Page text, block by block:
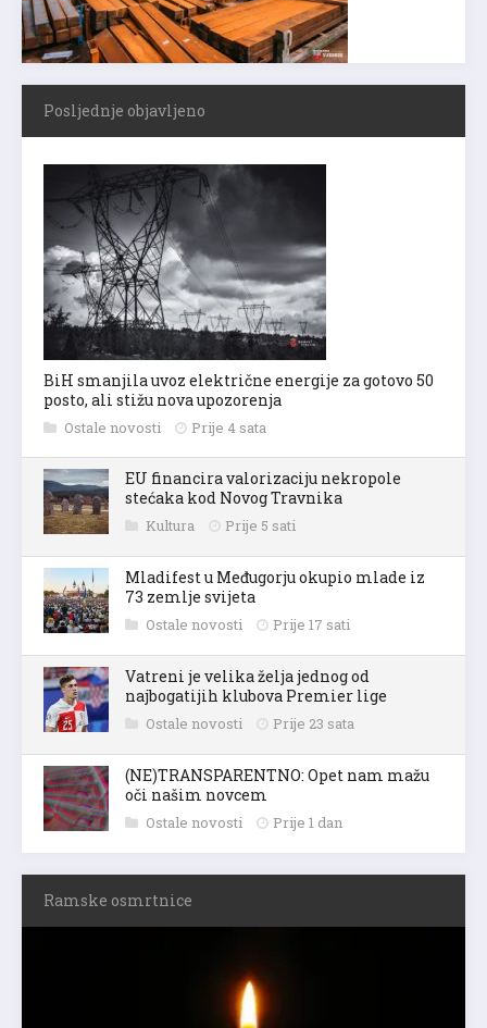
Posljednje objavljeno
BiH smanjila uvoz električne energije za gotovo 50
posto, ali stižu nova upozorenja
Ostale novosti Prije 4 sata
EU financira valorizaciju nekropole
stećaka kod Novog Travnika
Kultura Prije 5 sati
Mladifest u Međugorju okupio mlade iz
73 zemlje svijeta
Ostale novosti Prije 17 sati
Vatreni je velika želja jednog od
najbogatijih klubova Premier lige
Ostale novosti Prije 23 sata
(NE)TRANSPARENTNO: Opet nam mažu
oči našim novcem
Ostale novosti Prije 1 dan
Ramske osmrtnice